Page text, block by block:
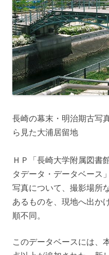
長崎の幕末・明治期古
ら見た大浦居留地
ＨＰ「長崎大学附属図
タデータ・データベース
写真について、撮影場所
あるものを、現地へ出か
順不同。
このデータベースには、